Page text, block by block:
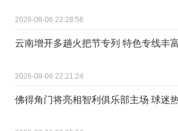
2026-08-06 22:28:56
云南增开多趟火把节专列 特色专线丰
2026-08-06 22:21:24
佛得角门将亮相智利俱乐部主场 球迷